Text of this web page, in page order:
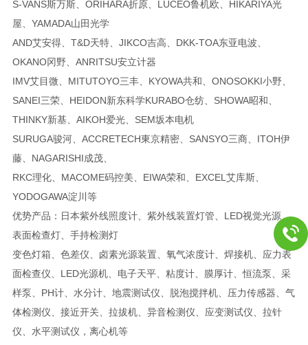
S-VANS斯万斯、ORIHARA折原、LUCEO鲁机欧、HIKARIYA光
屋、YAMADA山田光学
AND艾安得、T&D天特、JIKCO吉高、DKK-TOA东亚电波、
OKANO冈野、ANRITSU安立计器
IMV艾目微、MITUTOYO三丰、KYOWA共和、ONOSOKKI小野、
SANEI三荣、HEIDON新东科学KURABO仓纺、SHOWA昭和、
THINKY新基、AIKOH爱光、SEM坂本电机
SURUGA骏河、ACCRETECH東京精密、SANSYO三商、ITOH伊
藤、NAGARISHI成茂、
RKC理化、MACOME码控美、EIWA荣和、EXCEL艾库斯、
YODOGAWA淀川等
优势产品：日本紫外线照度计、紫外线装置灯管、LED视觉光源、
表面检查灯、手持检测灯
变色灯箱、色差仪、卤素光源装置、氧气浓度计、焊接机、应力表
面检查仪、LED光源机、电子天平、粘度计、膜厚计、恒流泵、采
样泵、PH计、水分计、地震测试仪、脱泡搅拌机、压力传感器、气
体检测仪、接近开关、拉拔机、异音检测仪、应变测试仪、拉针
仪、水平测试仪，离心机等